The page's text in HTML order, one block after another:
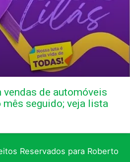
de automóveis
mês seguido; veja lista
Reservados para Roberto